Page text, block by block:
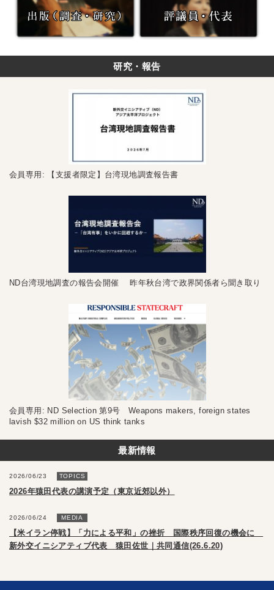
研究・報告
会員専用: 【支援者限定】台湾現地調査報告書
ND台湾現地調査の報告会開催 昨年秋台湾で政界関係者ら聞き取り
会員専用: ND Selection 第9号 Weapons makers, foreign states
lavish $32 million on US think tanks
最新情報
2026/06/23 TOPICS
2026年猿田代表の講演予定（東京近郊以外）
2026/06/24 MEDIA
【米イラン停戦】「力による平和」の挫折 国際秩序回復の機会に
新外交イニシアティブ代表 猿田佐世｜共同通信(26.6.20)